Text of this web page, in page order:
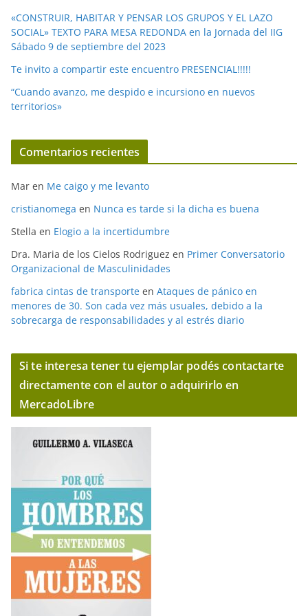
«CONSTRUIR, HABITAR Y PENSAR LOS GRUPOS Y EL LAZO
SOCIAL» TEXTO PARA MESA REDONDA en la Jornada del IIG
Sábado 9 de septiembre del 2023
Te invito a compartir este encuentro PRESENCIAL!!!!!
“Cuando avanzo, me despido e incursiono en nuevos
territorios»
Comentarios recientes
Mar en Me caigo y me levanto
cristianomega en Nunca es tarde si la dicha es buena
Stella en Elogio a la incertidumbre
Dra. Maria de los Cielos Rodriguez en Primer Conversatorio
Organizacional de Masculinidades
fabrica cintas de transporte en Ataques de pánico en
menores de 30. Son cada vez más usuales, debido a la
sobrecarga de responsabilidades y al estrés diario
Si te interesa tener tu ejemplar podés contactarte
directamente con el autor o adquirirlo en
MercadoLibre